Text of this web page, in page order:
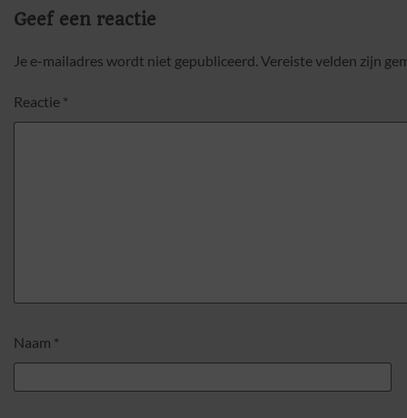
Geef een reactie
Je e-mailadres wordt niet gepubliceerd. Vereiste velden zijn
Reactie *
Naam *